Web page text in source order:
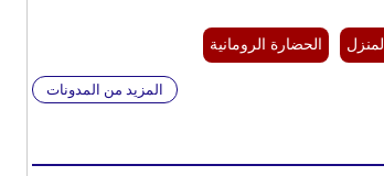
المنزل الحضارة الرومانية
المزيد من المدونات